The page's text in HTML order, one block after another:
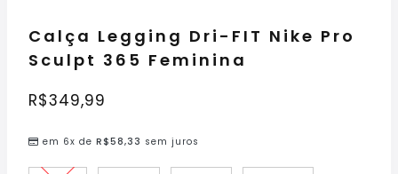
Calça Legging Dri-FIT Nike Pro
Sculpt 365 Feminina
R$349,99
em 6x de R$58,33 sem juros